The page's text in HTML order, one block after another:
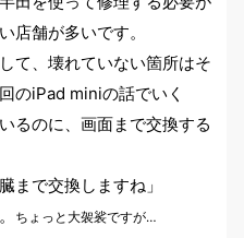
店舗が多いです。
て、壊れていない箇所はそ
のiPad miniの話でいく
るのに、画面まで交換する
まで交換しますね」
ちょっと大袈裟ですが…